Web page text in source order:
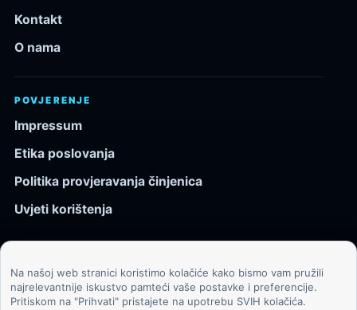
Kontakt
O nama
POVJERENJE
Impressum
Etika poslovanja
Politika provjeravanja činjenica
Uvjeti korištenja
© 2026 Kozmos.hr. Sva prava pridržana.
Svemir, znanost, tehnologija i velike ideje za znatiželjne
Na našoj web stranici koristimo kolačiće kako bismo vam pružili
najrelevantnije iskustvo pamteći vaše postavke i preferencije.
Pritiskom na "Prihvati" pristajete na upotrebu SVIH kolačića.